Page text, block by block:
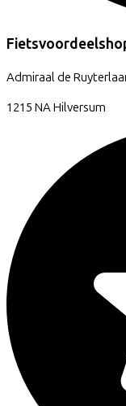
Admiraal de
1215 NA Hilversum